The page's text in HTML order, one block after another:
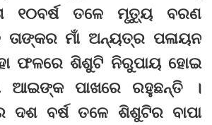
୧୦ବର୍ଷ ତଳେ ମୃତ୍ୟୁ ବରଣ
ତାଙ୍କର ମାଁ ଅନ୍ୟତ୍ର ପଳାୟନ
ଫଳରେ ଶିଶୁଟି ନିରୁପାୟ ହୋଇ
ଆଇଙ୍କ ପାଖରେ ରହୁଛନ୍ତି ।
ଦଶ ବର୍ଷ ତଳେ ଶିଶୁଟିର ବାପା